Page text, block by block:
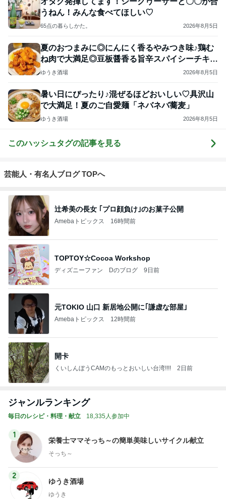
うねん！みんな食べてほしい♡
65点の暮らしかた。 2026年8月5日
夏のおつまみに◎にんにく香るやみつき味♪鶏む
ね肉で大満足◎豆板醤香る旨辛スパイシーチキ
ン！
ゆうき酒場 2026年8月5日
暑い日にぴったり♪混ぜるほどおいしい♡具沢山
で大満足！夏のご自愛麺「ネバネバ蕎麦」
ゆうき酒場 2026年8月5日
このハッシュタグの記事を見る
芸能人・有名人ブログ TOPへ
辻希美の長女 ｢プロ顔負け｣のお菓子公開
Amebaトピックス 16時間前
TOPTOY☆Cocoa Workshop
ディズニーファン Dのブログ 9日前
元TOKIO 山口 新居地公開に｢謙虚な部屋｣
Amebaトピックス 12時間前
開卡
くいしんぼうCAMのもっとおいしい台湾!!!! 2日前
ジャンルランキング
毎日のレシピ・料理・献立 18,335人参加中
1
栄養士ママそっち～の簡単美味しいサイクル献立
そっち～
2
ゆうき酒場
ゆうき